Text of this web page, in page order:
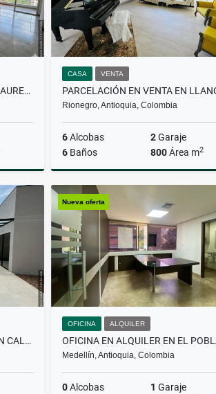
APARTAMENTO EN ALQUILER LAURELES
Alquiler
CASA VENTA
Rionegro, Antioquia, Colombia
6Alcobas 2Garaje
6 Baños 800Área m2
$4.500.000.000
VENTA DE CASA CAMPESTRE EN CALDAS
Nueva oferta
OFICINA ALQUILER
Medellín, Antioquia, Colombia
0Alcobas 1 Garaje